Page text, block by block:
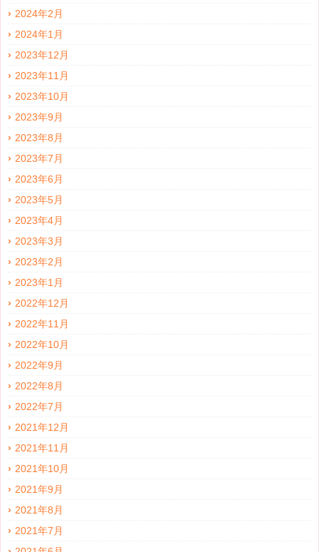
2024年2月
2024年1月
2023年12月
2023年11月
2023年10月
2023年9月
2023年8月
2023年7月
2023年6月
2023年5月
2023年4月
2023年3月
2023年2月
2023年1月
2022年12月
2022年11月
2022年10月
2022年9月
2022年8月
2022年7月
2021年12月
2021年11月
2021年10月
2021年9月
2021年8月
2021年7月